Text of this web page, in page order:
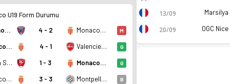
U19 Form Durumu
Clermont U19 4 - 2 Monaco U19 M
Monaco U19 4 - 1 Valenciennes FC U19 G
Balma SC U19 1 - 3 Monaco U19 G
Monaco U19 3 - 3 Montpellier HSC U19 B
13/09 Marsilya
20/09 OGC Nice